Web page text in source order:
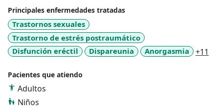
Principales enfermedades tratadas
Trastornos sexuales
Trastorno de estrés postraumático
Disfunción eréctil
Dispareunia Anorgasmia +11
Pacientes que atiendo
Adultos
Niños